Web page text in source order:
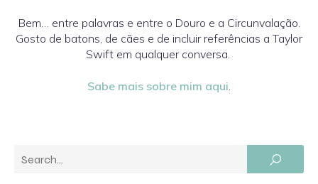
Bem… entre palavras e entre o Douro e a Circunvalação.
Gosto de batons, de cães e de incluir referências a Taylor
Swift em qualquer conversa.
Sabe mais sobre mim aqui.